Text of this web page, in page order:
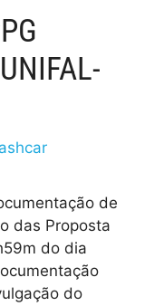
de
das Proposta
do dia
do